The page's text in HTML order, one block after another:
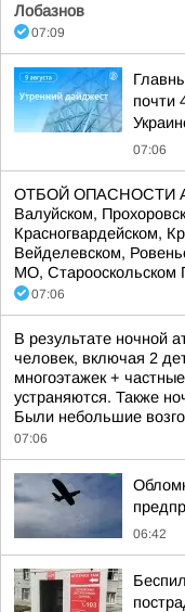
Лобазнов
07:09
почти
07:06
ОТБОЙ ОПАСНОСТИ
Валуйском,
Красногвардейском,
Вейделевском,
МО, Старооскольском
07:06
В результате ночной
человек, включая 2
многоэтажек +
устраняются. Также
Были небольшие
07:06
06:42